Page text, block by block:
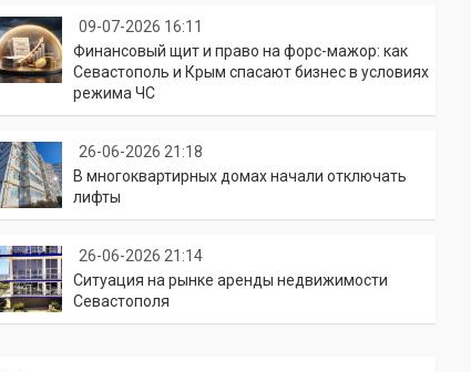
09-07-2026 16:11
Финансовый щит и право на форс-мажор: как
Севастополь и Крым спасают бизнес в условиях
режима ЧС
26-06-2026 21:18
В многоквартирных домах начали отключать
лифты
26-06-2026 21:14
Ситуация на рынке аренды недвижимости
Севастополя